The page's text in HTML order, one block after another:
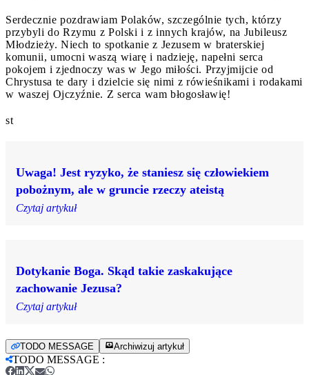
Serdecznie pozdrawiam Polaków, szczególnie tych, którzy
przybyli do Rzymu z Polski i z innych krajów, na Jubileusz
Młodzieży. Niech to spotkanie z Jezusem w braterskiej
komunii, umocni waszą wiarę i nadzieję, napełni serca
pokojem i zjednoczy was w Jego miłości. Przyjmijcie od
Chrystusa te dary i dzielcie się nimi z rówieśnikami i rodakami
w waszej Ojczyźnie. Z serca wam błogosławię!
st
Uwaga! Jest ryzyko, że staniesz się człowiekiem
pobożnym, ale w gruncie rzeczy ateistą
Czytaj artykuł
Dotykanie Boga. Skąd takie zaskakujące
zachowanie Jezusa?
Czytaj artykuł
TODO MESSAGE Archiwizuj artykuł
TODO MESSAGE :